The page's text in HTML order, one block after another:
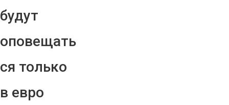
будут
оповещать
ся только
в евро